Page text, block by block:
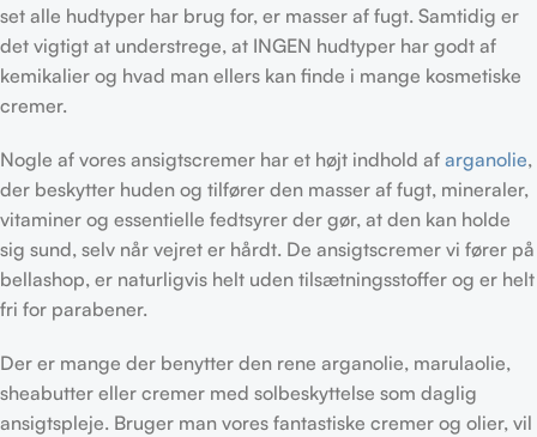
set alle hudtyper har brug for, er masser af fugt. Samtidig er
det vigtigt at understrege, at INGEN hudtyper har godt af
kemikalier og hvad man ellers kan finde i mange kosmetiske
cremer.
Nogle af vores ansigtscremer har et højt indhold af arganolie,
der beskytter huden og tilfører den masser af fugt, mineraler,
vitaminer og essentielle fedtsyrer der gør, at den kan holde
sig sund, selv når vejret er hårdt. De ansigtscremer vi fører på
bellashop, er naturligvis helt uden tilsætningsstoffer og er helt
fri for parabener.
Der er mange der benytter den rene arganolie, marulaolie,
sheabutter eller cremer med solbeskyttelse som daglig
ansigtspleje. Bruger man vores fantastiske cremer og olier, vil